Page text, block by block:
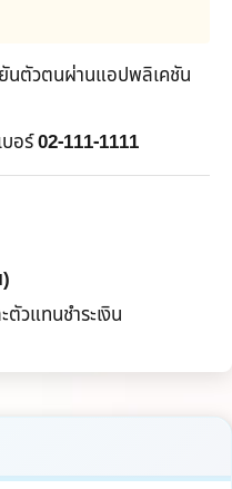
นตัวตนผ่านแอปพลิเคชัน
อร์02-111-1111
วแทนชำระเงิน